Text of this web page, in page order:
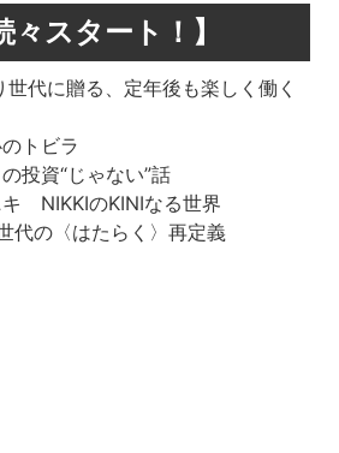
々スタート！】
世代に贈る、定年後も楽しく働く
トビラ
投資“じゃない”話
キ NIKKIのKINIなる世界
代の〈はたらく〉再定義